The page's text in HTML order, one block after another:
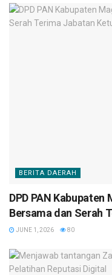
BERITA DAERAH
DPD PAN
Bersama dan Serah
JUNE 1, 2026 80